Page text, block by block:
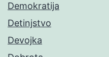
Demokratija
Detinjstvo
Devojka